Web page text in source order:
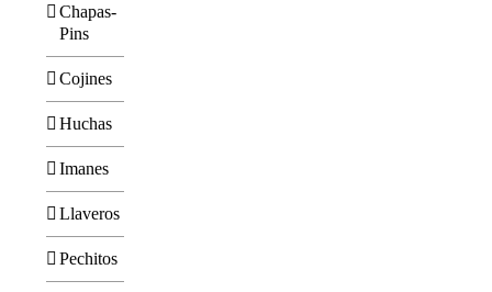
Chapas-
Pins
Cojines
Huchas
Imanes
Llaveros
Pechitos